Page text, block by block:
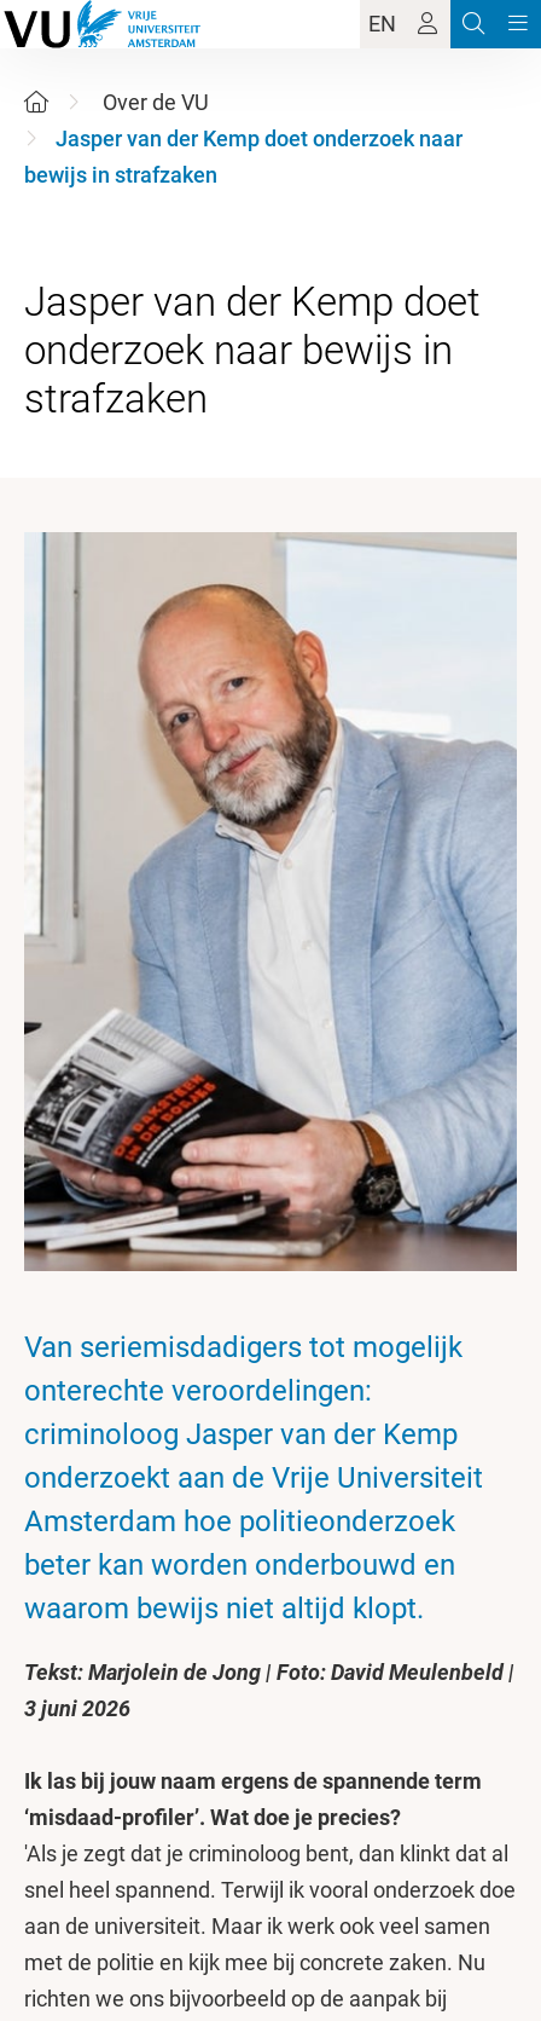
EN
Over de VU
Jasper van der Kemp doet onderzoek naar
bewijs in strafzaken
Jasper van der Kemp doet
onderzoek naar bewijs in
Van seriemisdadigers tot mogelijk
onterechte veroordelingen:
criminoloog Jasper van der Kemp
onderzoekt aan de Vrije Universiteit
Amsterdam hoe politieonderzoek
beter kan worden onderbouwd en
waarom bewijs niet altijd klopt.
Tekst: Marjolein de Jong| Foto: David Meulenbeld|
3 juni 2026
Ik las bij jouw naam ergens de spannende term
‘misdaad-profiler’. Wat doe je precies?
'Als je zegt dat je criminoloog bent, dan klinkt dat al
snel heel spannend. Terwijl ik vooral onderzoek doe
aan de universiteit. Maar ik werk ook veel samen
met de politie en kijk mee bij concrete zaken. Nu
richten we ons bijvoorbeeld op de aanpak bij